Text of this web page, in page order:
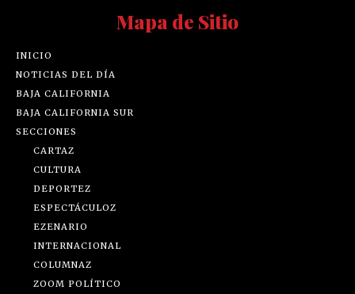
Mapa de Sitio
INICIO
NOTICIAS DEL DÍA
BAJA CALIFORNIA
BAJA CALIFORNIA SUR
SECCIONES
CARTAZ
CULTURA
DEPORTEZ
ESPECTÁCULOZ
EZENARIO
INTERNACIONAL
COLUMNAZ
ZOOM POLÍTICO